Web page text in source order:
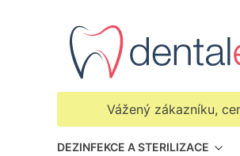
Vážený zákazníku,
DEZINFEKCE A STERILIZACE